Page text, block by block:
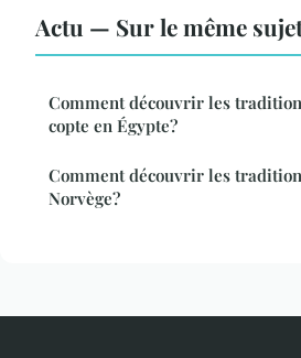
Actu — Sur le même
Comment découvrir les
copte en Égypte?
Comment découvrir les
Norvège?